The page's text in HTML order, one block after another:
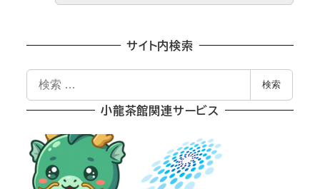
サイト内検索
検
索
検索
小龍茶館関連サービス